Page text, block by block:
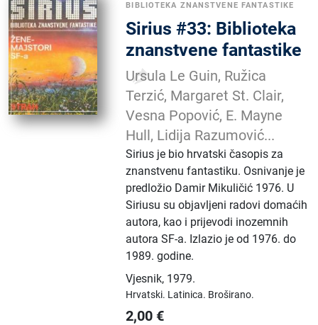
BIBLIOTEKA ZNANSTVENE FANTASTIKE
Sirius #33: Biblioteka
znanstvene fantastike
Ursula Le Guin, Ružica
Terzić, Margaret St. Clair,
Vesna Popović, E. Mayne
Hull, Lidija Razumović...
Sirius je bio hrvatski časopis za
znanstvenu fantastiku. Osnivanje je
predložio Damir Mikuličić 1976. U
Siriusu su objavljeni radovi domaćih
autora, kao i prijevodi inozemnih
autora SF-a. Izlazio je od 1976. do
1989. godine.
Vjesnik, 1979.
Hrvatski. Latinica. Broširano.
2,00 €